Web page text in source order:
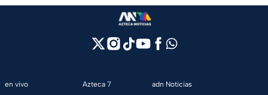
en vivo
Azteca 7
adn Noticias